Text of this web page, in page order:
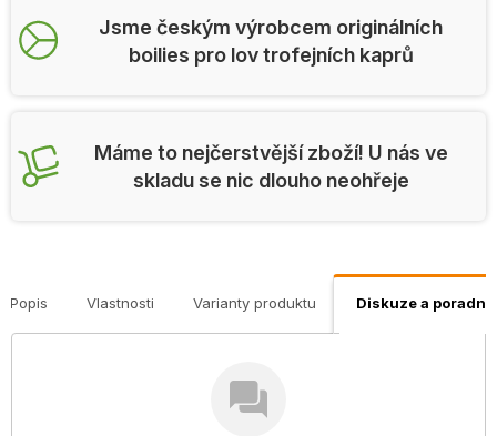
Jsme českým výrobcem originálních
boilies pro lov trofejních kaprů
Máme to nejčerstvější zboží! U nás ve
skladu se nic dlouho neohřeje
Popis Vlastnosti Varianty produktu Diskuze a poradna